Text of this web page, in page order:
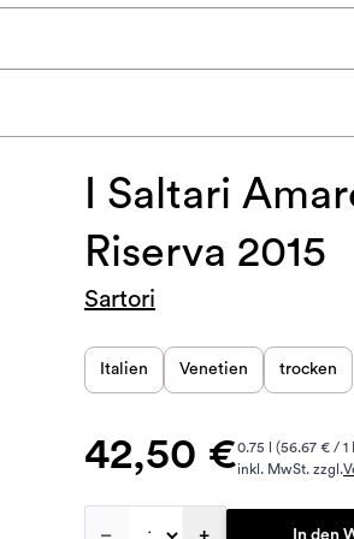
I Saltari
Riserva 2015
Sartori
Italien Venetien trocken
42,50 €0.75 l (56.67 € / 1
inkl. MwSt. zzgl.
In den